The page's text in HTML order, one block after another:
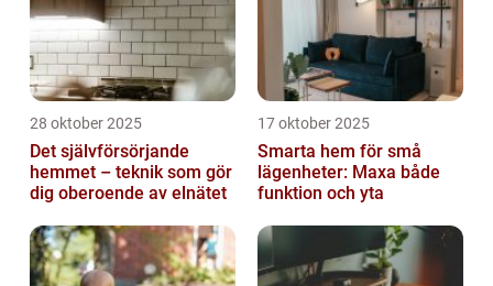
28 oktober 2025
Det självförsörjande
hemmet – teknik som gör
dig oberoende av elnätet
17 oktober 2025
Smarta hem för små
lägenheter: Maxa både
funktion och yta